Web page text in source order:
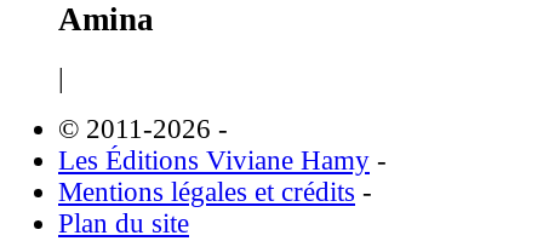
Amina
|
© 2011-2026 -
Les Éditions Viviane Hamy -
Mentions légales et crédits -
Plan du site